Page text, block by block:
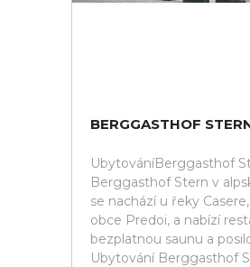
BERGGASTHOF
UbytováníBerggasthof
Berggasthof Stern v
se nachází u řeky
obce Predoi, a nabízí
bezplatnou saunu a
Ubytování Berggasthof